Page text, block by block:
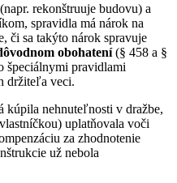
rekonštruuje budovu) a
spravidla má nárok na
či sa takýto nárok spravuje
obohatení(§ 458 a §
špeciálnymi pravidlami
držiteľa veci.
kúpila nehnuteľnosti v dražbe,
uplatňovala voči
za zhodnotenie
už nebola